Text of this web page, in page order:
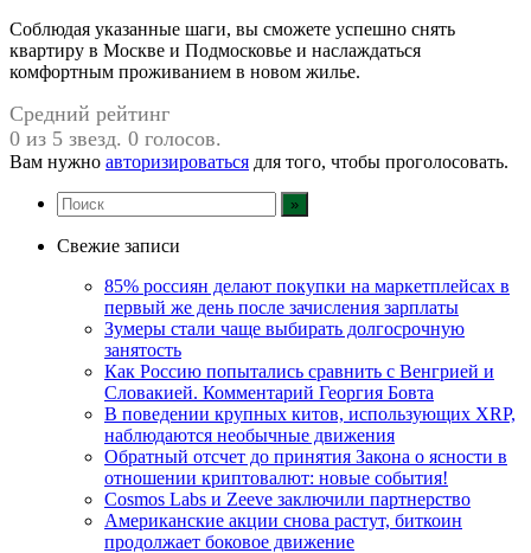
Соблюдая указанные шаги, вы сможете успешно снять
квартиру в Москве и Подмосковье и наслаждаться
комфортным проживанием в новом жилье.
Средний рейтинг
0 из 5 звезд. 0 голосов.
Вам нужно авторизироваться для того, чтобы проголосовать.
Свежие записи
85% россиян делают покупки на маркетплейсах в
первый же день после зачисления зарплаты
Зумеры стали чаще выбирать долгосрочную
занятость
Как Россию попытались сравнить с Венгрией и
Словакией. Комментарий Георгия Бовта
В поведении крупных китов, использующих XRP,
наблюдаются необычные движения
Обратный отсчет до принятия Закона о ясности в
отношении криптовалют: новые события!
Cosmos Labs и Zeeve заключили партнерство
Американские акции снова растут, биткоин
продолжает боковое движение